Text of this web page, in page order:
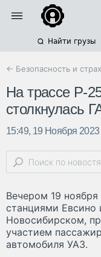
Найти грузы
← Безопасность и
На трассе Р-
столкнулась
15:49, 19 Ноября 2023
Вечером 19
станциями
Новосибирском,
участием
автомобиля УАЗ.